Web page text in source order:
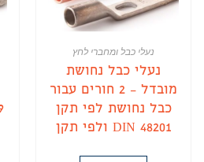
נעלי כבל ומחברי לחץ
נעלי כבל נחושת
מובדל – 2 חורים עבור
כבל נחושת לפי תקן
DIN 48201 ולפי תקן